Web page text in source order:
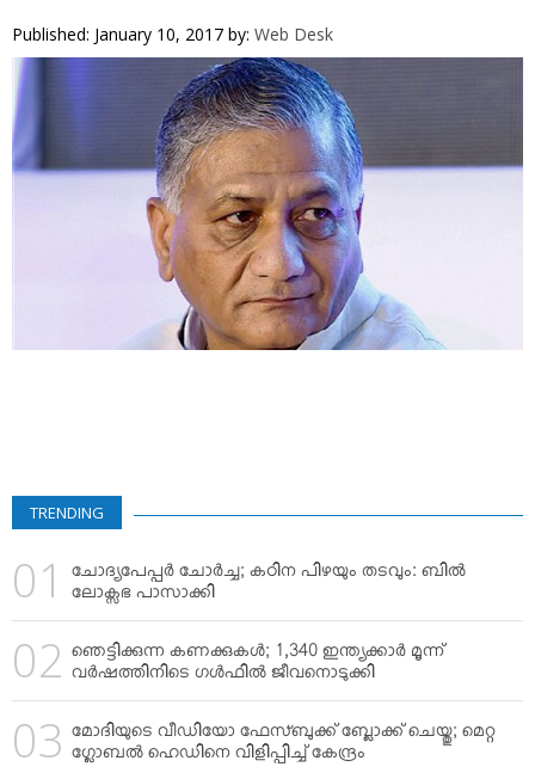
VIDEOS
YOUR SAY
COOKERY
OBITUARY
Published: January 10, 2017 by: Web Desk
TRENDING
ചോദ്യപേപ്പര്‍ ചോര്‍ച്ച; കഠിന പിഴയും തടവും: ബില്‍
ലോക്സഭ പാസാക്കി
ഞെട്ടിക്കുന്ന കണക്കുകള്‍; 1,340 ഇന്ത്യക്കാര്‍ മൂന്ന്
വര്‍ഷത്തിനിടെ ഗള്‍ഫില്‍ ജീവനൊടുക്കി
മോദിയുടെ വീഡിയോ ഫേസ്ബുക്ക് ബ്ലോക്ക് ചെയ്തു; മെറ്റ
ഗ്ലോബല്‍ ഹെഡിനെ വിളിപ്പിച്ച് കേന്ദ്രം